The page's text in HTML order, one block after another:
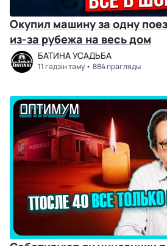
Окупил машину за одну
из-за рубежа на весь дом
БАТИНА УСАДЬБА
11 гадзін таму 884 прагляды